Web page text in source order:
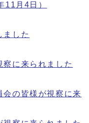
11月4日）
ました
に来られました
の皆様が視察に来